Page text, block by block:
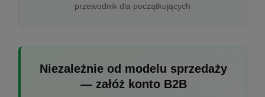
przewodnik dla początkujących
Niezależnie od modelu sprzedaży
— załóż konto B2B